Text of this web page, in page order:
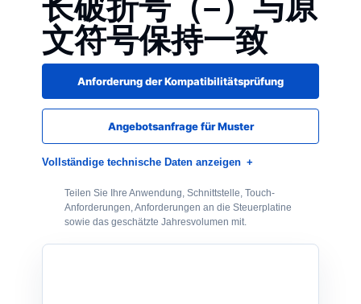
长破折号（–）与原
文符号保持一致
Anforderung der Kompatibilitätsprüfung
Angebotsanfrage für Muster
Vollständige technische Daten anzeigen
Teilen Sie Ihre Anwendung, Schnittstelle, Touch-
Anforderungen, Anforderungen an die Steuerplatine
sowie das geschätzte Jahresvolumen mit.